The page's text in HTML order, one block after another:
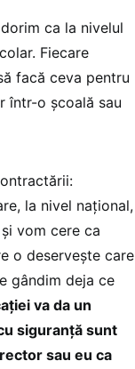
ca la nivelul
Fiecare
facă ceva pentru
într-o școală sau
la nivel național,
vom cere ca
o deservește care
gândim deja ce
va da un
siguranță sunt
sau eu ca